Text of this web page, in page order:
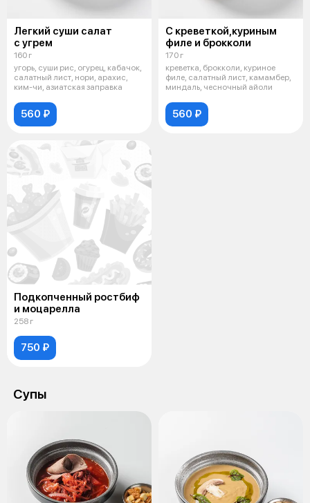
Легкий суши салат
с угрем
160 г
угорь, суши рис, огурец, кабачок,
салатный лист, нори, арахис,
ким-чи, азиатская заправка
560 ₽
С креветкой,куриным
филе и брокколи
170 г
креветка, брокколи, куриное
филе, салатный лист, камамбер,
миндаль, чесночный айоли
560 ₽
Подкопченный ростбиф
и моцарелла
258 г
750 ₽
Супы